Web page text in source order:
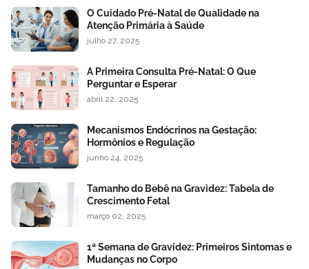
O Cuidado Pré-Natal de Qualidade na
Atenção Primária à Saúde
julho 27, 2025
A Primeira Consulta Pré-Natal: O Que
Perguntar e Esperar
abril 22, 2025
Mecanismos Endócrinos na Gestação:
Hormônios e Regulação
junho 24, 2025
Tamanho do Bebê na Gravidez: Tabela de
Crescimento Fetal
março 02, 2025
1ª Semana de Gravidez: Primeiros Sintomas e
Mudanças no Corpo